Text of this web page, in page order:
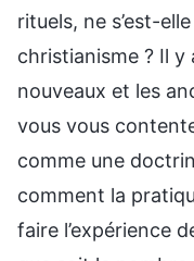
rituels, ne s’est-
christianisme ? Il
nouveaux et les
vous vous
comme une
comment la
faire l’expérience